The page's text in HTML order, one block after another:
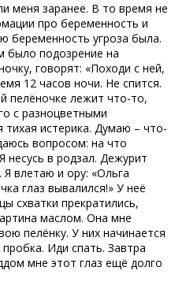
меня заранее. В то время не
про беременность и
беременность угроза была.
было подозрение на
говорят: «Походи с ней,
12 часов ночи. Не спится.
пелёночке лежит что-то,
с разноцветными
истерика. Думаю – что-
вопросом: на что
несусь в родзал. Дежурит
влетаю и ору: «Ольга
глаз вывалился!» У неё
схватки прекратились,
маслом. Она мне
пелёнку. У них начинается
Иди спать. Завтра
мне этот глаз ещё долго